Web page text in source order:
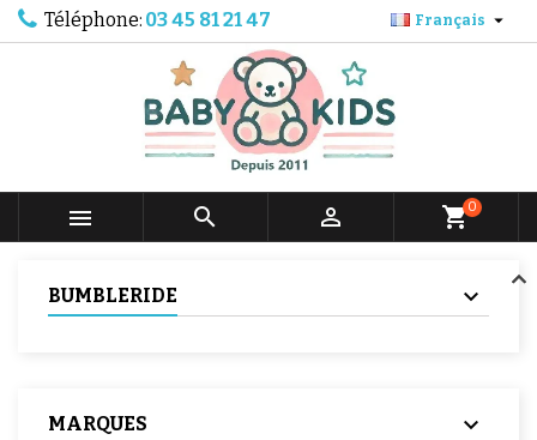
Téléphone: 03 45 81 21 47 Français 
   shopping_cart0
BUMBLERIDE
MARQUES